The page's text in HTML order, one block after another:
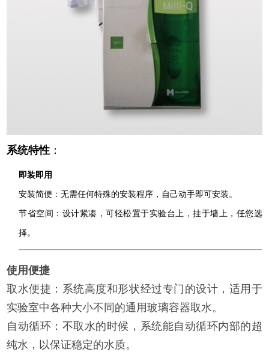
系统特性 ：
即装即用
安装简便：无需任何特殊的安装程序，自己动手即可安装。
节省空间：设计紧凑，可轻松置于实验台上，挂于墙上，任您选
择。
使用便捷
取水便捷：系统高度和形状经过专门的设计，适用于
实验室中各种大小不同的通用玻璃容器取水。
自动循环：不取水的时候，系统能自动循环内部的超
纯水，以保证稳定的水质。